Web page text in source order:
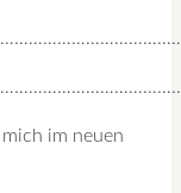
im neuen